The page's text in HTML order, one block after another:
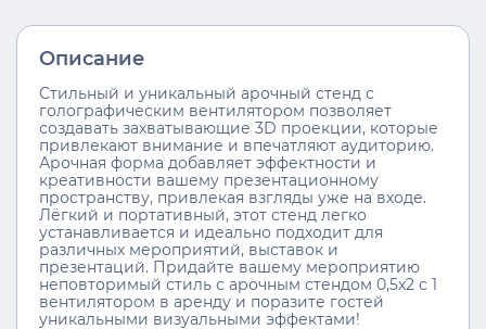
Описание
Стильный и уникальный арочный стенд с
голографическим вентилятором позволяет
создавать захватывающие 3D проекции, которые
привлекают внимание и впечатляют аудиторию.
Арочная форма добавляет эффектности и
креативности вашему презентационному
пространству, привлекая взгляды уже на входе.
Лёгкий и портативный, этот стенд легко
устанавливается и идеально подходит для
различных мероприятий, выставок и
презентаций. Придайте вашему мероприятию
неповторимый стиль с арочным стендом 0,5х2 с 1
вентилятором в аренду и поразите гостей
уникальными визуальными эффектами!